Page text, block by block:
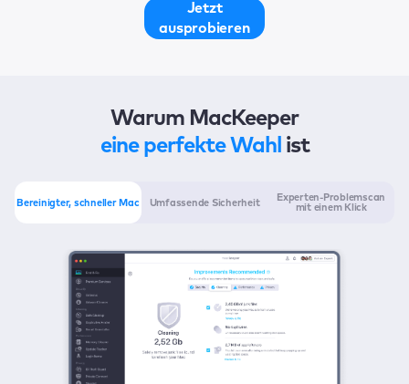
Jetzt
ausprobieren
Warum MacKeeper
eine perfekte Wahl ist
Bereinigter, schneller Mac Umfassende Sicherheit
Experten-Problemscan
mit einem Klick